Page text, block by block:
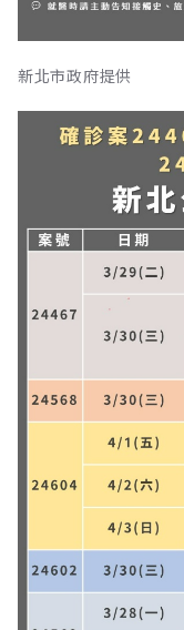
新北市政府提供